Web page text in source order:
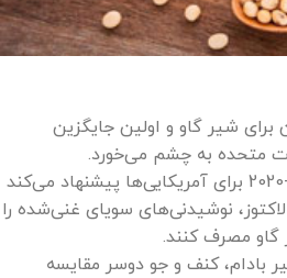
برای شیر گاو و اولین جایگزین
متحده به چشم می‌خورد.
دستورالعمل‌های غذایی 2015-2020 برای آمریکایی‌ها پیشنهاد می‌کند
نوشیدنی‌های سویای غنی‌شده را
گاو مصرف کنند.
بادام، کنف و جو دوسر مقایسه